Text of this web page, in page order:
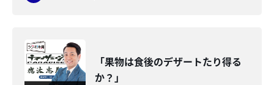
「果物は食後のデザートたり得る
か？」